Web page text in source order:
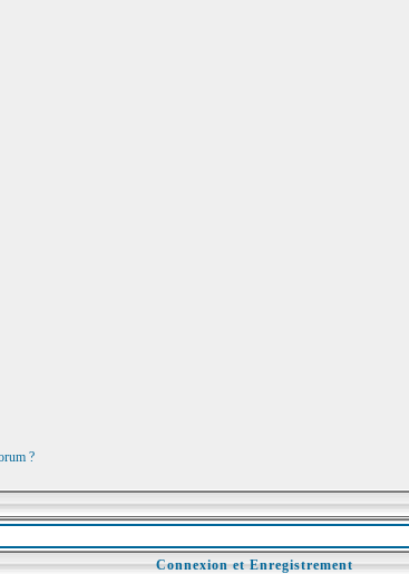
?
Connexion et Enregistrement